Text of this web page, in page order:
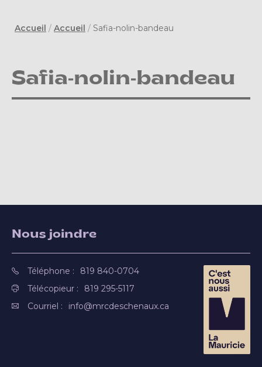
Accueil / Accueil / Safia-nolin-bandeau
Safia-nolin-bandeau
Nous joindre
Téléphone :
819 840-0704
Télécopieur :
819 295-5117
Courriel :
info@mrcdeschenaux.ca